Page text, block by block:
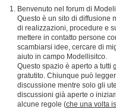
Benvenuto nel forum di
Questo è un sito di diffusione
di realizzazioni, procedure e
mettere in contatto persone
scambiarsi idee, cercare di
aiuto in campo Modellisitco.
Questo spazio è aperto a tutti
gratutito. Chiunque può
discussione mentre solo gli
discussioni già aperte o
alcune regole (che una volta